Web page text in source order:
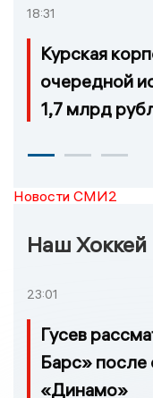
18:31
Курская
очередной
1,7 млрд
Новости СМИ2
Наш Хоккей
23:01
Гусев
Барс» после
«Динамо»